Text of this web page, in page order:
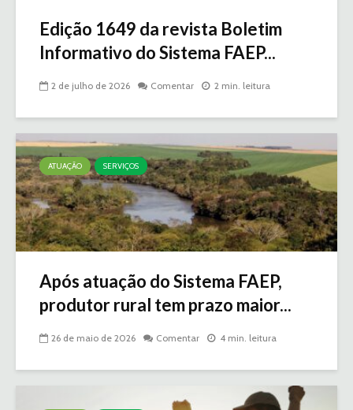
Edição 1649 da revista Boletim
Informativo do Sistema FAEP...
2 de julho de 2026 Comentar 2 min. leitura
ATUAÇÃO SERVIÇOS
Após atuação do Sistema FAEP,
produtor rural tem prazo maior...
26 de maio de 2026 Comentar 4 min. leitura